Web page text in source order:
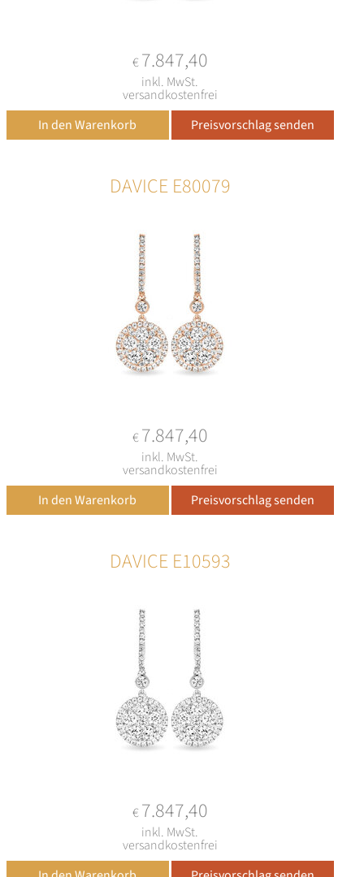
€7.847,40
inkl. MwSt.
versandkostenfrei
DAVICE E80079
€7.847,40
inkl. MwSt.
versandkostenfrei
DAVICE E10593
€7.847,40
inkl. MwSt.
versandkostenfrei